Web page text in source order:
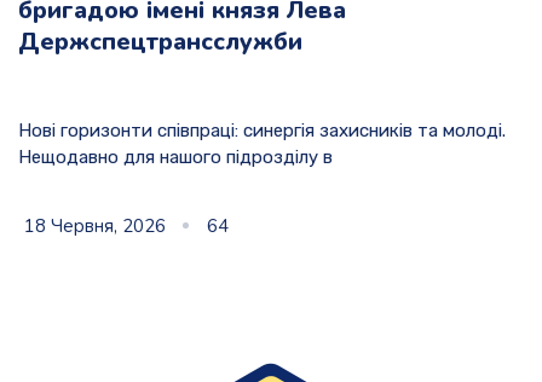
бригадою імені князя Лева
Держспецтрансслужби
Нові горизонти співпраці: синергія захисників та молоді.
Нещодавно для нашого підрозділу в
18 Червня, 2026 64